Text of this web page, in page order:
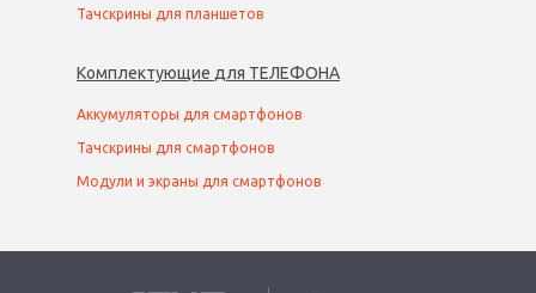
Тачскрины для планшетов
Комплектующие для ТЕЛЕФОНА
Аккумуляторы для смартфонов
Тачскрины для смартфонов
Модули и экраны для смартфонов